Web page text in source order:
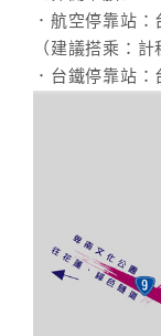
．航空停靠站
（建議搭乘：計
．台鐵停靠站